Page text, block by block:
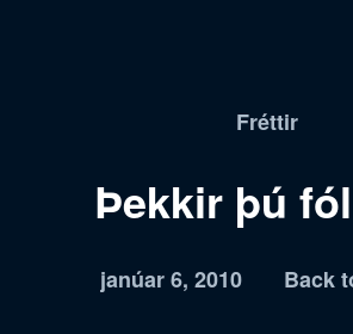
Fréttir
Þekkir þú
janúar 6, 2010 Back